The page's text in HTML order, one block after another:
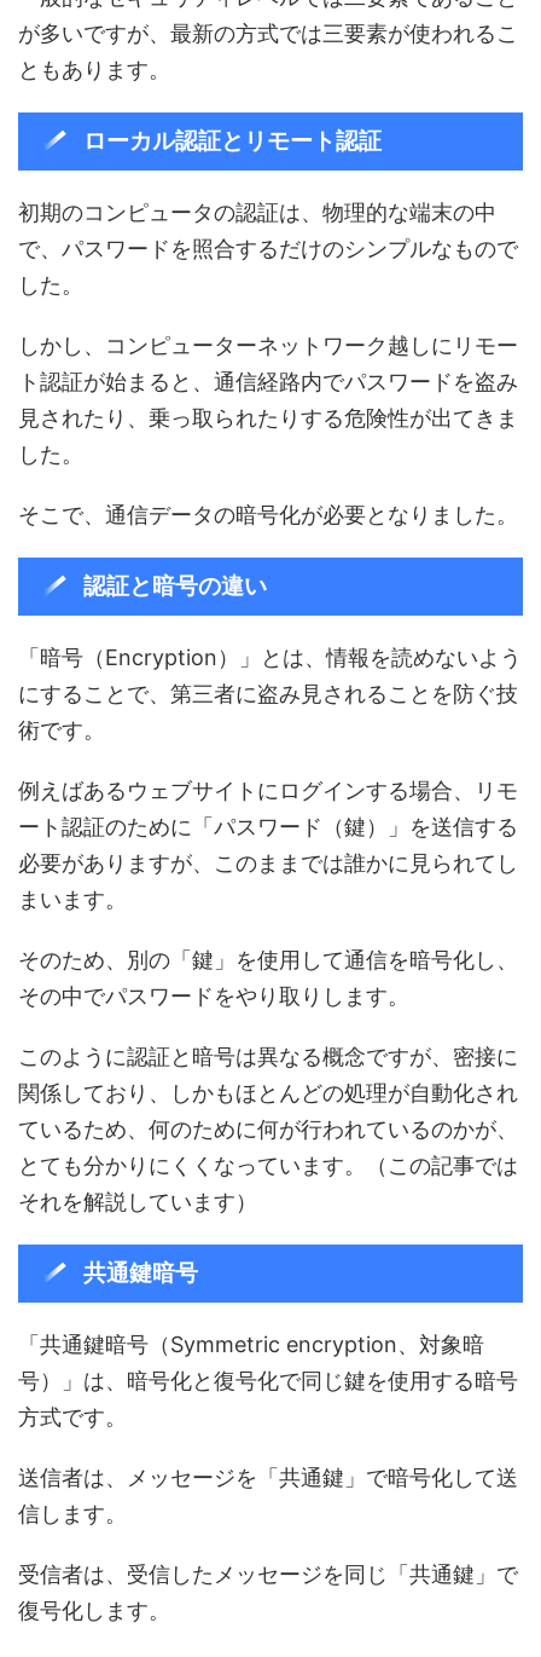
が多いですが、最新の方式では三要素が使われるこ
ともあります。
ローカル認証とリモート認証
初期のコンピュータの認証は、物理的な端末の中
で、パスワードを照合するだけのシンプルなもので
した。
しかし、コンピューターネットワーク越しにリモー
ト認証が始まると、通信経路内でパスワードを盗み
見されたり、乗っ取られたりする危険性が出てきま
した。
そこで、通信データの暗号化が必要となりました。
認証と暗号の違い
「暗号（Encryption）」とは、情報を読めないよう
にすることで、第三者に盗み見されることを防ぐ技
術です。
例えばあるウェブサイトにログインする場合、リモ
ート認証のために「パスワード（鍵）」を送信する
必要がありますが、このままでは誰かに見られてし
まいます。
そのため、別の「鍵」を使用して通信を暗号化し、
その中でパスワードをやり取りします。
このように認証と暗号は異なる概念ですが、密接に
関係しており、しかもほとんどの処理が自動化され
ているため、何のために何が行われているのかが、
とても分かりにくくなっています。（この記事では
それを解説しています）
共通鍵暗号
「共通鍵暗号（Symmetric encryption、対象暗
号）」は、暗号化と復号化で同じ鍵を使用する暗号
方式です。
送信者は、メッセージを「共通鍵」で暗号化して送
信します。
受信者は、受信したメッセージを同じ「共通鍵」で
復号化します。